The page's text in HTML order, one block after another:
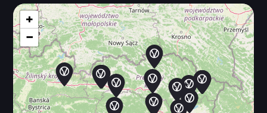
+
−